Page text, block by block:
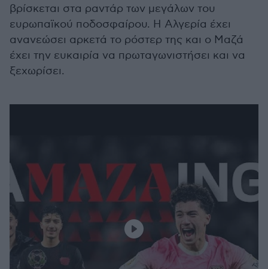
βρίσκεται στα ραντάρ των μεγάλων του
ευρωπαϊκού ποδοσφαίρου. Η Αλγερία έχει
ανανεώσει αρκετά το ρόστερ της και ο Μαζά
έχει την ευκαιρία να πρωταγωνιστήσει και να
ξεχωρίσει.